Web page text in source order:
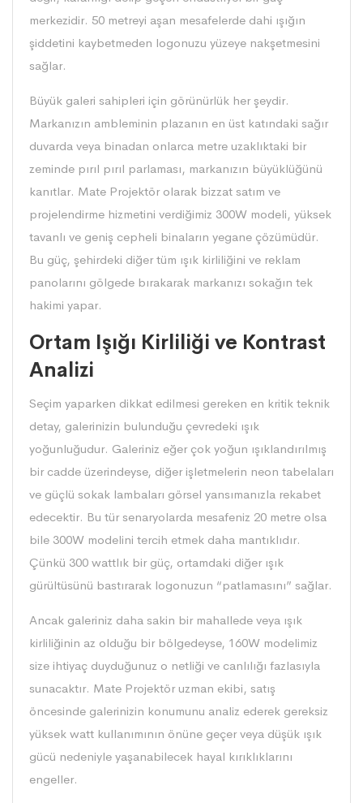
merkezidir. 50 metreyi aşan mesafelerde dahi ışığın
şiddetini kaybetmeden logonuzu yüzeye nakşetmesini
sağlar.
Büyük galeri sahipleri için görünürlük her şeydir.
Markanızın ambleminin plazanın en üst katındaki sağır
duvarda veya binadan onlarca metre uzaklıktaki bir
zeminde pırıl pırıl parlaması, markanızın büyüklüğünü
kanıtlar. Mate Projektör olarak bizzat satım ve
projelendirme hizmetini verdiğimiz 300W modeli, yüksek
tavanlı ve geniş cepheli binaların yegane çözümüdür.
Bu güç, şehirdeki diğer tüm ışık kirliliğini ve reklam
panolarını gölgede bırakarak markanızı sokağın tek
hakimi yapar.
Ortam Işığı Kirliliği ve Kontrast
Analizi
Seçim yaparken dikkat edilmesi gereken en kritik teknik
detay, galerinizin bulunduğu çevredeki ışık
yoğunluğudur. Galeriniz eğer çok yoğun ışıklandırılmış
bir cadde üzerindeyse, diğer işletmelerin neon tabelaları
ve güçlü sokak lambaları görsel yansımanızla rekabet
edecektir. Bu tür senaryolarda mesafeniz 20 metre olsa
bile 300W modelini tercih etmek daha mantıklıdır.
Çünkü 300 wattlık bir güç, ortamdaki diğer ışık
gürültüsünü bastırarak logonuzun “patlamasını” sağlar.
Ancak galeriniz daha sakin bir mahallede veya ışık
kirliliğinin az olduğu bir bölgedeyse, 160W modelimiz
size ihtiyaç duyduğunuz o netliği ve canlılığı fazlasıyla
sunacaktır. Mate Projektör uzman ekibi, satış
öncesinde galerinizin konumunu analiz ederek gereksiz
yüksek watt kullanımının önüne geçer veya düşük ışık
gücü nedeniyle yaşanabilecek hayal kırıklıklarını
engeller.